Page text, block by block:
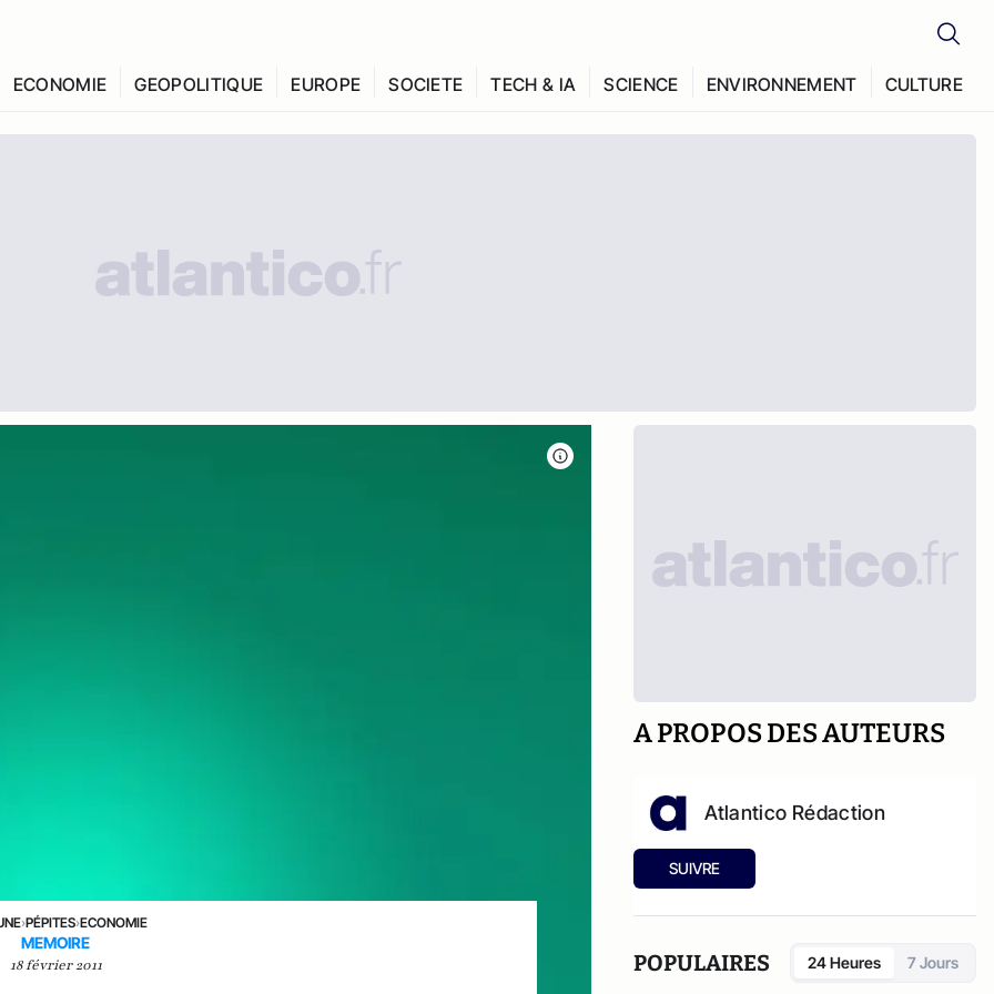
ECONOMIE GEOPOLITIQUE EUROPE SOCIETE TECH & IA SCIENCE ENVIRONNEMENT CULTURE
›PÉPITES›ECONOMIE
MEMOIRE
18 février 2011
A PROPOS DES AUTEURS
Atlantico Rédaction
SUIVRE
POPULAIRES 24 Heures 7 Jours